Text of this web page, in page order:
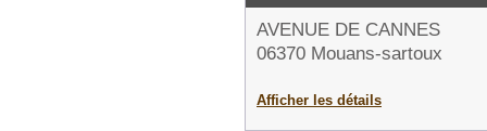
AVENUE DE CANNES
06370 Mouans-sartoux
Afficher les détails